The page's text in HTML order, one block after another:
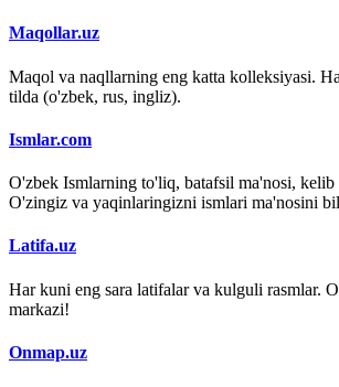
Maqollar.uz
Maqol va naqllarning eng katta kolleksiyasi.
tilda (o'zbek, rus, ingliz).
Ismlar.com
O'zbek Ismlarning to'liq, batafsil ma'nosi,
O'zingiz va yaqinlaringizni ismlari ma'nosini
Latifa.uz
Har kuni eng sara latifalar va kulguli rasmlar.
markazi!
Onmap.uz